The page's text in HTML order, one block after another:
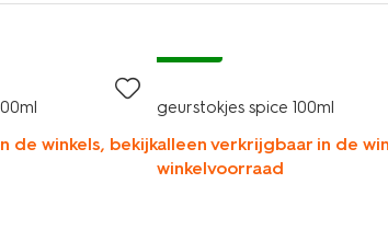
de winkels, bekijk
geurstokjes spice 100ml
alleen verkrijgbaar in de
winkelvoorraad